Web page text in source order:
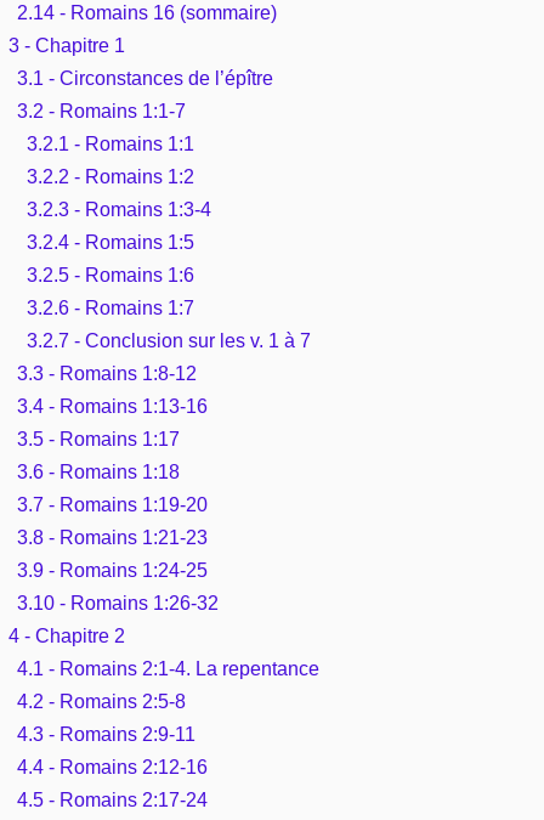
2.14 - Romains 16 (sommaire)
3 - Chapitre 1
3.1 - Circonstances de l’épître
3.2 - Romains 1:1-7
3.2.1 - Romains 1:1
3.2.2 - Romains 1:2
3.2.3 - Romains 1:3-4
3.2.4 - Romains 1:5
3.2.5 - Romains 1:6
3.2.6 - Romains 1:7
3.2.7 - Conclusion sur les v. 1 à 7
3.3 - Romains 1:8-12
3.4 - Romains 1:13-16
3.5 - Romains 1:17
3.6 - Romains 1:18
3.7 - Romains 1:19-20
3.8 - Romains 1:21-23
3.9 - Romains 1:24-25
3.10 - Romains 1:26-32
4 - Chapitre 2
4.1 - Romains 2:1-4. La repentance
4.2 - Romains 2:5-8
4.3 - Romains 2:9-11
4.4 - Romains 2:12-16
4.5 - Romains 2:17-24